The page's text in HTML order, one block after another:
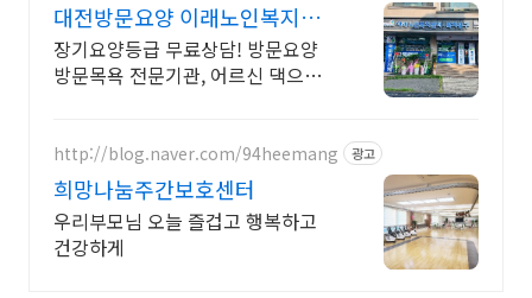
대전방문요양 이래노인복지센
터 등급신청 도와드립니다.
장기요양등급 무료상담! 방문요양
방문목욕 전문기관, 어르신 댁으로
http://blog.naver.com/94heemang 광고
희망나눔주간보호센터
우리부모님 오늘 즐겁고 행복하고
건강하게